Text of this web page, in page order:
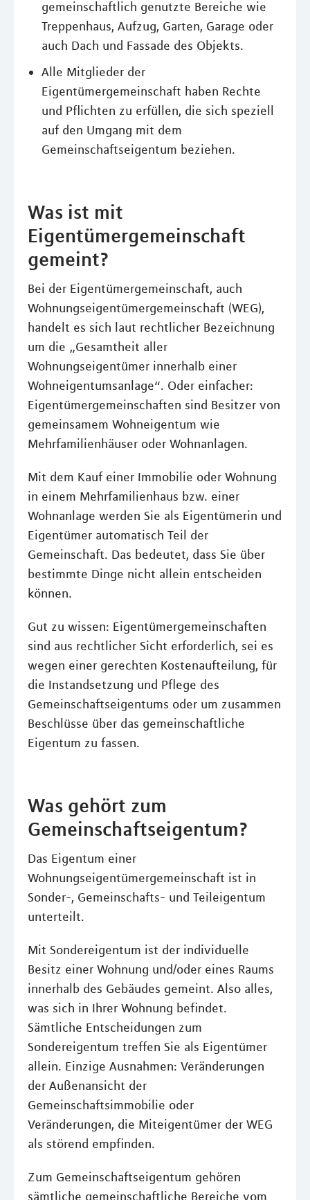
gemeinschaftlich genutzte Bereiche wie
Treppenhaus, Aufzug, Garten, Garage oder
auch Dach und Fassade des Objekts.
Alle Mitglieder der
Eigentümergemeinschaft haben Rechte
und Pflichten zu erfüllen, die sich speziell
auf den Umgang mit dem
Gemeinschaftseigentum beziehen.
Was ist mit
Eigentümergemeinschaft
gemeint?
Bei der Eigentümergemeinschaft, auch
Wohnungseigentümergemeinschaft (WEG),
handelt es sich laut rechtlicher Bezeichnung
um die „Gesamtheit aller
Wohnungseigentümer innerhalb einer
Wohneigentumsanlage“. Oder einfacher:
Eigentümergemeinschaften sind Besitzer von
gemeinsamem Wohneigentum wie
Mehrfamilienhäuser oder Wohnanlagen.
Mit dem Kauf einer Immobilie oder Wohnung
in einem Mehrfamilienhaus bzw. einer
Wohnanlage werden Sie als Eigentümerin und
Eigentümer automatisch Teil der
Gemeinschaft. Das bedeutet, dass Sie über
bestimmte Dinge nicht allein entscheiden
können.
Gut zu wissen: Eigentümergemeinschaften
sind aus rechtlicher Sicht erforderlich, sei es
wegen einer gerechten Kostenaufteilung, für
die Instandsetzung und Pflege des
Gemeinschaftseigentums oder um zusammen
Beschlüsse über das gemeinschaftliche
Eigentum zu fassen.
Was gehört zum
Gemeinschaftseigentum?
Das Eigentum einer
Wohnungseigentümergemeinschaft ist in
Sonder-, Gemeinschafts- und Teileigentum
unterteilt.
Mit Sondereigentum ist der individuelle
Besitz einer Wohnung und/oder eines Raums
innerhalb des Gebäudes gemeint. Also alles,
was sich in Ihrer Wohnung befindet.
Sämtliche Entscheidungen zum
Sondereigentum treffen Sie als Eigentümer
allein. Einzige Ausnahmen: Veränderungen
der Außenansicht der
Gemeinschaftsimmobilie oder
Veränderungen, die Miteigentümer der WEG
als störend empfinden.
Zum Gemeinschaftseigentum gehören
sämtliche gemeinschaftliche Bereiche vom